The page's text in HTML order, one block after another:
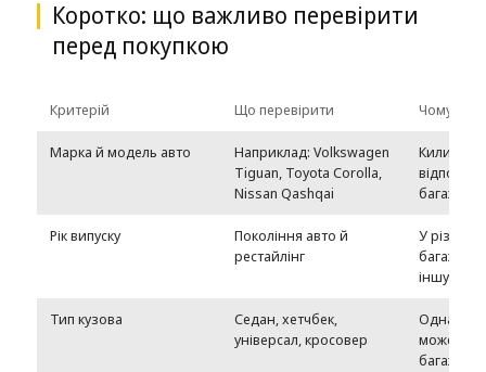
Коротко: що важливо перевірити
перед покупкою
Критерій Що перевірити Чому це
Марка й модель авто
Наприклад: Volkswagen
Tiguan, Toyota Corolla,
Nissan Qashqai
Килимок
Рік випуску
Покоління авто й
рестайлінг
У різних
іншу
Тип кузова
Седан, хетчбек,
універсал, кросовер
Одна
може